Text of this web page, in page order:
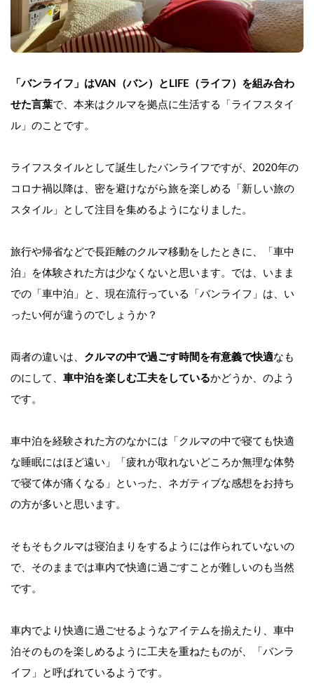
「バンライフ」はVAN（バン）とLIFE（ライフ）を組み合わ
せた言葉で、本来はクルマを拠点に生活する「ライフスタイ
ル」のことです。
ライフスタイルとして誕生したバンライフですが、2020年の
コロナ禍以降は、密を避けながら旅を楽しめる「新しい旅の
スタイル」として注目を集めるようになりました。
旅行や帰省などで長距離のクルマ移動をしたときに、「車中
泊」を体験された方は少なくないと思います。では、いまま
での「車中泊」と、現在流行っている「バンライフ」は、い
ったい何が違うのでしょうか？
両者の違いは、 クルマの中で過ごす時間を有意義で快適なも
のにして、 車中泊を楽しむ工夫をしているかどうか、のよう
です。
車中泊を経験された方のなかには「クルマの中で寝ても快適
な睡眠にはほど遠い」「疲れが取れないどころか無理な体勢
で寝て体が痛くなる」といった、ネガティブな感想をお持ち
の方が多いと思います。
そもそもクルマは寝泊まりをするようには作られていないの
で、そのままでは車内で快適に過ごすことが難しいのも当然
です。
車内でより快適に過ごせるようなアイテムを揃えたり、車中
泊そのものを楽しめるように工夫を重ねたものが、「バンラ
イフ」と呼ばれているようです。